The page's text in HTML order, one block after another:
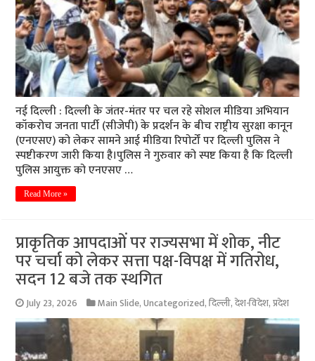
नई दिल्ली : दिल्ली के जंतर-मंतर पर चल रहे सोशल मीडिया अभियान
कॉकरोच जनता पार्टी (सीजेपी) के प्रदर्शन के बीच राष्ट्रीय सुरक्षा कानून
(एनएसए) को लेकर सामने आई मीडिया रिपोर्टों पर दिल्ली पुलिस ने
स्पष्टीकरण जारी किया है।पुलिस ने गुरुवार को स्पष्ट किया है कि दिल्ली
पुलिस आयुक्त को एनएसए …
Read More »
प्राकृतिक आपदाओं पर राज्यसभा में शोक, नीट
पर चर्चा को लेकर सत्ता पक्ष-विपक्ष में गतिरोध,
सदन 12 बजे तक स्थगित
July 23, 2026 Main Slide,Uncategorized,दिल्ली,देश-विदेश,प्रदेश